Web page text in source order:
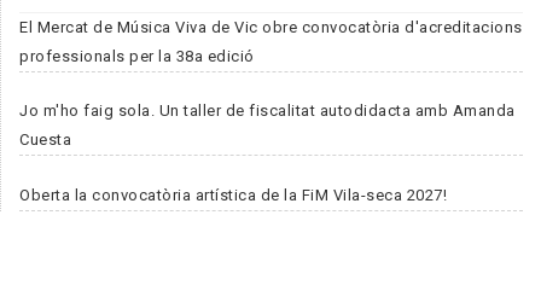
El Mercat de Música Viva de Vic obre convocatòria d'acreditacions
professionals per la 38a edició
Jo m'ho faig sola. Un taller de fiscalitat autodidacta amb Amanda
Cuesta
Oberta la convocatòria artística de la FiM Vila-seca 2027!